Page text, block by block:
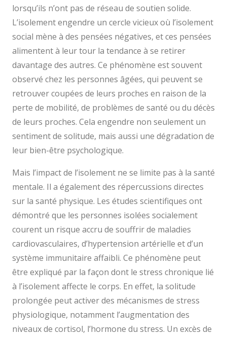
lorsqu’ils n’ont pas de réseau de soutien solide.
L’isolement engendre un cercle vicieux où l’isolement
social mène à des pensées négatives, et ces pensées
alimentent à leur tour la tendance à se retirer
davantage des autres. Ce phénomène est souvent
observé chez les personnes âgées, qui peuvent se
retrouver coupées de leurs proches en raison de la
perte de mobilité, de problèmes de santé ou du décès
de leurs proches. Cela engendre non seulement un
sentiment de solitude, mais aussi une dégradation de
leur bien-être psychologique.
Mais l’impact de l’isolement ne se limite pas à la santé
mentale. Il a également des répercussions directes
sur la santé physique. Les études scientifiques ont
démontré que les personnes isolées socialement
courent un risque accru de souffrir de maladies
cardiovasculaires, d’hypertension artérielle et d’un
système immunitaire affaibli. Ce phénomène peut
être expliqué par la façon dont le stress chronique lié
à l’isolement affecte le corps. En effet, la solitude
prolongée peut activer des mécanismes de stress
physiologique, notamment l’augmentation des
niveaux de cortisol, l’hormone du stress. Un excès de